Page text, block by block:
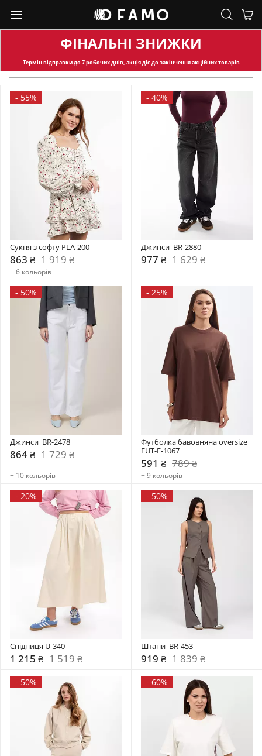
ФІНАЛЬНІ ЗНИЖКИ
Термін відправкидо 7 робочих днів, акція діє до закінчення акційних товарів
- 55%
Сукня з софту PLA-200
863 ₴ 1 919 ₴
+ 6 кольорів
- 40%
Джинси  BR-2880
977 ₴ 1 629 ₴
- 50%
Джинси  BR-2478
864 ₴ 1 729 ₴
+ 10 кольорів
- 25%
Футболка бавовняна oversize
FUT-F-1067
591 ₴ 789 ₴
+ 9 кольорів
- 20%
Спідниця U-340
1 215 ₴ 1 519 ₴
- 50%
Штани  BR-453
919 ₴ 1 839 ₴
- 50% - 60%